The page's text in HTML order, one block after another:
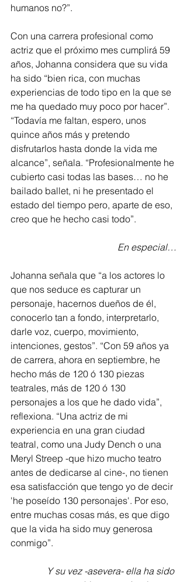
humanos no?”.
Con una carrera profesional como
actriz que el próximo mes cumplirá 59
años, Johanna considera que su vida
ha sido “bien rica, con muchas
experiencias de todo tipo en la que se
me ha quedado muy poco por hacer”.
“Todavía me faltan, espero, unos
quince años más y pretendo
disfrutarlos hasta donde la vida me
alcance”, señala. “Profesionalmente he
cubierto casi todas las bases… no he
bailado ballet, ni he presentado el
estado del tiempo pero, aparte de eso,
creo que he hecho casi todo”.
En especial…
Johanna señala que “a los actores lo
que nos seduce es capturar un
personaje, hacernos dueños de él,
conocerlo tan a fondo, interpretarlo,
darle voz, cuerpo, movimiento,
intenciones, gestos”. “Con 59 años ya
de carrera, ahora en septiembre, he
hecho más de 120 ó 130 piezas
teatrales, más de 120 ó 130
personajes a los que he dado vida”,
reflexiona. “Una actriz de mi
experiencia en una gran ciudad
teatral, como una Judy Dench o una
Meryl Streep -que hizo mucho teatro
antes de dedicarse al cine-, no tienen
esa satisfacción que tengo yo de decir
'he poseído 130 personajes'. Por eso,
entre muchas cosas más, es que digo
que la vida ha sido muy generosa
conmigo”.
Y su vez -asevera- ella ha sido